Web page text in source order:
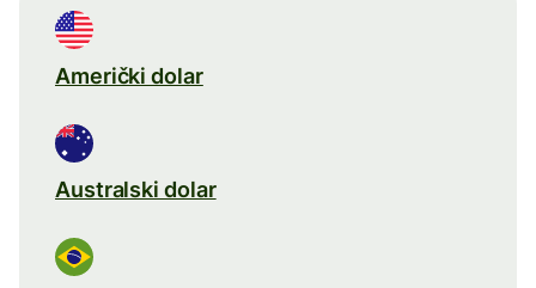
Američki dolar
Australski dolar